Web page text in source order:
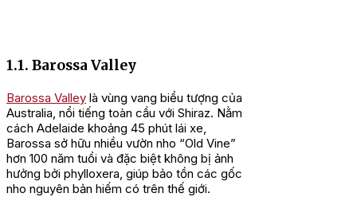
1.1. Barossa Valley
Barossa Valley là vùng vang biểu tượng của
Australia, nổi tiếng toàn cầu với Shiraz. Nằm
cách Adelaide khoảng 45 phút lái xe,
Barossa sở hữu nhiều vườn nho “Old Vine”
hơn 100 năm tuổi và đặc biệt không bị ảnh
hưởng bởi phylloxera, giúp bảo tồn các gốc
nho nguyên bản hiếm có trên thế giới.